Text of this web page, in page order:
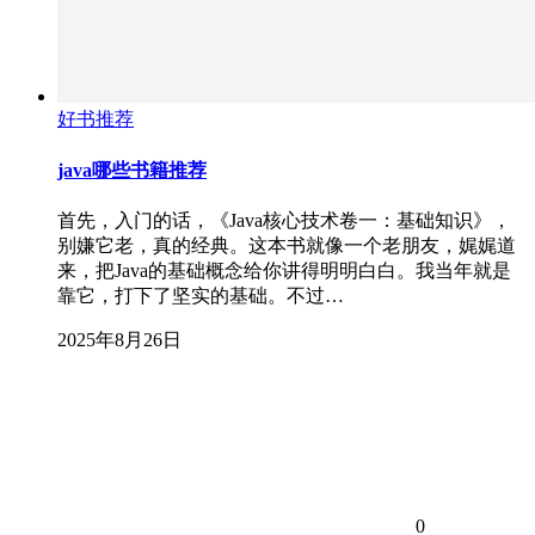
好书推荐
java哪些书籍推荐
首先，入门的话，《Java核心技术卷一：基础知识》，
别嫌它老，真的经典。这本书就像一个老朋友，娓娓道
来，把Java的基础概念给你讲得明明白白。我当年就是
靠它，打下了坚实的基础。不过…
2025年8月26日
0